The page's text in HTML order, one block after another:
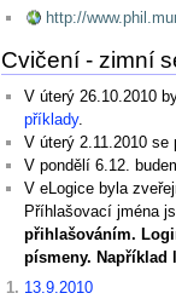
http://
Cvičení - zimní
V úterý 26.10.2010
příklady.
V úterý 2.11.2010
V pondělí 6.12.
V eLogice byla
Příhlašovací jména
přihlašováním.
písmeny. Například
13.9.2010